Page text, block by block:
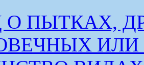
О ПЫТКАХ,